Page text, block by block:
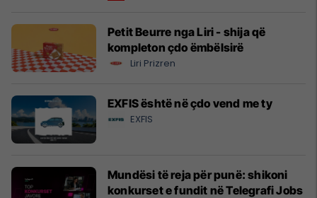
Petit Beurre nga Liri - shija që
kompleton çdo ëmbëlsirë
Liri Prizren
EXFIS është në çdo vend me ty
EXFIS
Mundësi të reja për punë: shikoni
konkurset e fundit në Telegrafi Jobs